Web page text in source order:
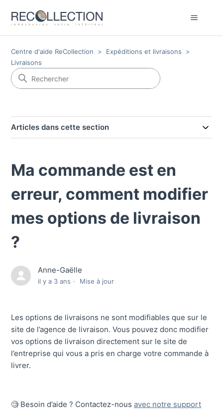
Centre d'aide ReCollection
Expéditions et livraisons
Livraisons
Articles dans cette section
Ma commande est en
erreur, comment modifier
mes options de livraison
?
Anne-Gaëlle
il y a 3 ans Mise à jour
Les options de livraisons ne sont modifiables que sur le
site de l’agence de livraison. Vous pouvez donc modifier
vos options de livraison directement sur le site de
l’entreprise qui vous a pris en charge votre commande à
livrer.
🧐 Besoin d’aide ? Contactez-nousavec notre support